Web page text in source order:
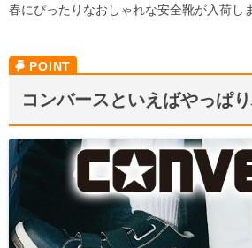
春にぴったりなおしゃれな安全靴が入荷し
コンバースといえばやっぱ